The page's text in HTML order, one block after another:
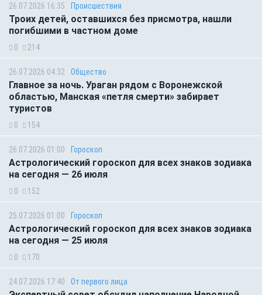
26.07.2026 16:35 Происшествия
Троих детей, оставшихся без присмотра, нашли
погибшими в частном доме
0 214
26.07.2026 04:32 Общество
Главное за ночь. Ураган рядом с Воронежской
областью, Манская «петля смерти» забирает
туристов
0 154
26.07.2026 01:00 Гороскоп
Астрологический гороскоп для всех знаков зодиака
на сегодня — 26 июля
0 152
25.07.2026 01:00 Гороскоп
Астрологический гороскоп для всех знаков зодиака
на сегодня — 25 июля
0 170
24.07.2026 17:40 От первого лица